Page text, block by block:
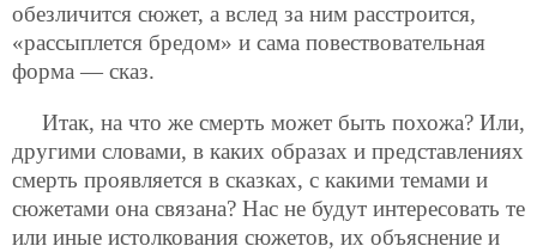
обезличится сюжет, а вслед за ним расстроится,
«рассыплется бредом» и сама повествовательная
форма — сказ.
Итак, на что же смерть может быть похожа? Или,
другими словами, в каких образах и представлениях
смерть проявляется в сказках, с какими темами и
сюжетами она связана? Нас не будут интересовать те
или иные истолкования сюжетов, их объяснение и